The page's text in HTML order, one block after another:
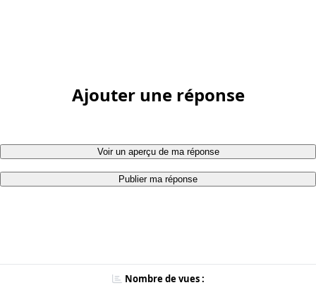
Ajouter une réponse
Voir un aperçu de ma réponse
Publier ma réponse
Nombre de vues :